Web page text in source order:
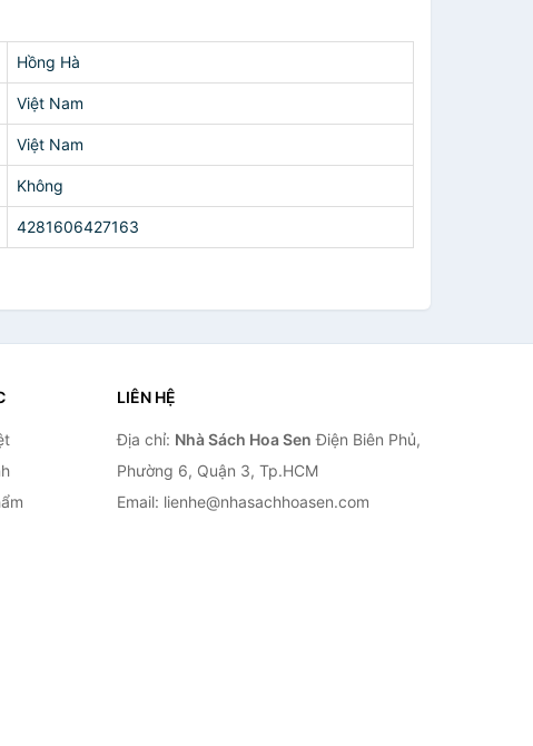
Hồng Hà
Việt Nam
Việt Nam
Không
4281606427163
LIÊN HỆ
Địa chỉ: Nhà Sách Hoa Sen Điện Biên Phủ,
Phường 6, Quận 3, Tp.HCM
Email: lienhe@nhasachhoasen.com